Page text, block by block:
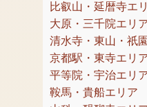
比叡山・延暦寺エ
大原・三千院エリ
清水寺・東山・祇
京都駅・東寺エリ
平等院・宇治エリ
鞍馬・貴船エリア